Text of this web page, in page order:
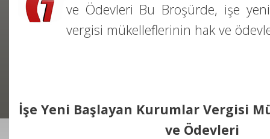
ve Ödevleri Bu Broşürde, işe
vergisi mükelleflerinin hak ve
İşe Yeni Başlayan Kurumlar Vergisi
ve Ödevleri